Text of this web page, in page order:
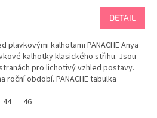
DETAIL
plavkovými kalhotami PANACHE Anya
kalhotky klasického střihu. Jsou
pro lichotivý vzhled postavy.
roční období. PANACHE tabulka
44 46